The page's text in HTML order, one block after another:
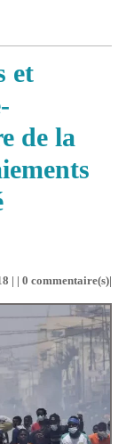
et
de la
| | 0 commentaire(s)|